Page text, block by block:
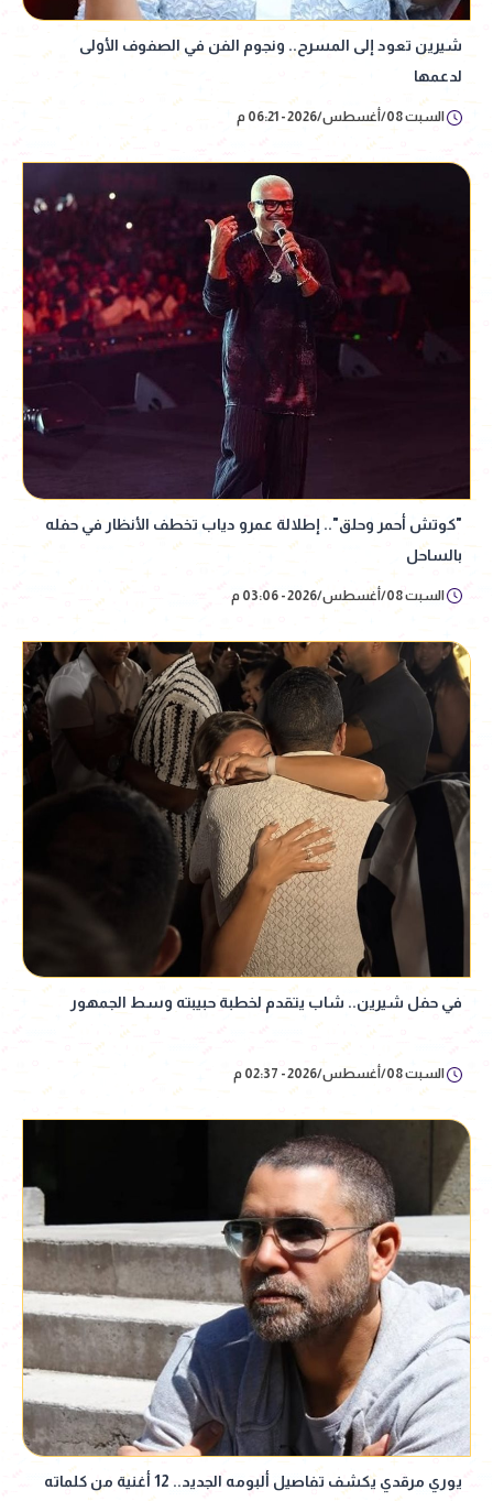
شيرين تعود إلى المسرح.. ونجوم الفن في الصفوف الأولى
لدعمها
السبت 08/أغسطس/2026 - 06:21 م
"كوتش أحمر وحلق".. إطلالة عمرو دياب تخطف الأنظار في حفله
بالساحل
السبت 08/أغسطس/2026 - 03:06 م
في حفل شيرين.. شاب يتقدم لخطبة حبيبته وسط الجمهور
السبت 08/أغسطس/2026 - 02:37 م
يوري مرقدي يكشف تفاصيل ألبومه الجديد.. 12 أغنية من كلماته